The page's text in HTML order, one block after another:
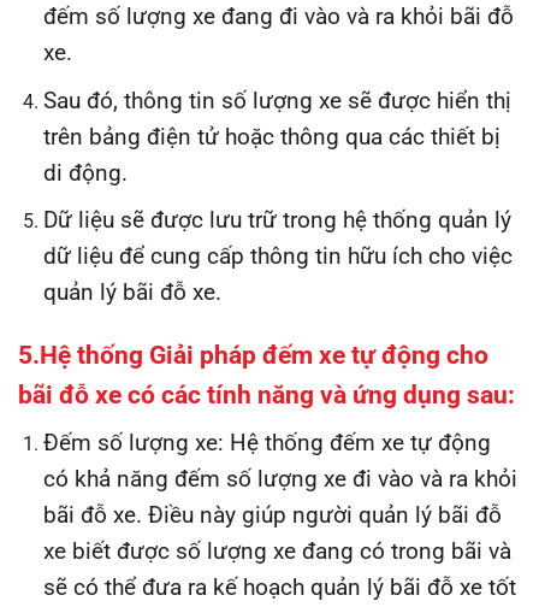
đếm số lượng xe đang đi vào và ra khỏi bãi đỗ
xe.
Sau đó, thông tin số lượng xe sẽ được hiển thị
trên bảng điện tử hoặc thông qua các thiết bị
di động.
Dữ liệu sẽ được lưu trữ trong hệ thống quản lý
dữ liệu để cung cấp thông tin hữu ích cho việc
quản lý bãi đỗ xe.
5.Hệ thống Giải pháp đếm xe tự động cho
bãi đỗ xe có các tính năng và ứng dụng sau:
Đếm số lượng xe: Hệ thống đếm xe tự động
có khả năng đếm số lượng xe đi vào và ra khỏi
bãi đỗ xe. Điều này giúp người quản lý bãi đỗ
xe biết được số lượng xe đang có trong bãi và
sẽ có thể đưa ra kế hoạch quản lý bãi đỗ xe tốt